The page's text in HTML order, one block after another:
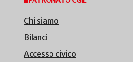
Chi siamo
Bilanci
Accesso civico